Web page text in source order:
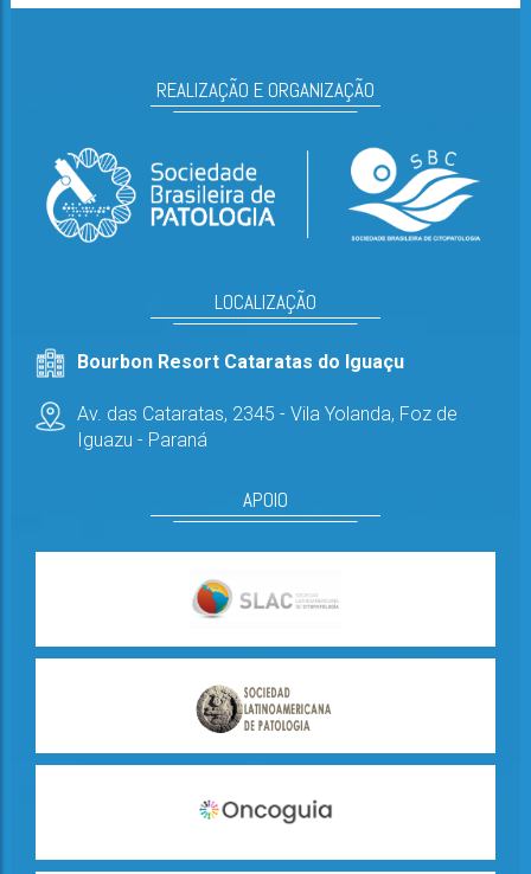
REALIZAÇÃO E ORGANIZAÇÃO
LOCALIZAÇÃO
Bourbon Resort Cataratas do Iguaçu
Av. das Cataratas, 2345 - Vila Yolanda, Foz de
Iguazu - Paraná
APOIO